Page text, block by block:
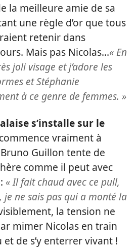
la meilleure amie de sa
une règle d’or que tous
retenir dans
Mais pas Nicolas…« En
joli visage et j’adore les
et Stéphanie
à ce genre de femmes. »
s’installe sur le
vraiment à
Guillon tente de
comme il peut avec
« Il fait chaud avec ce pull,
je ne sais pas qui a monté la
la tension ne
mimer Nicolas en train
de s’y enterrer vivant !